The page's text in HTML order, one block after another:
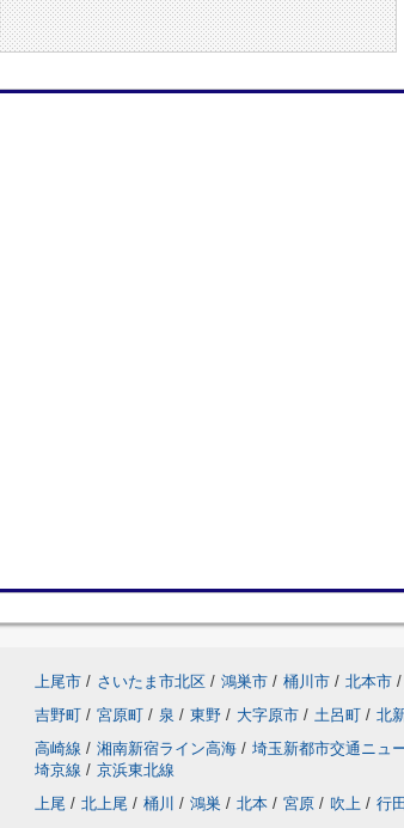
上尾市 / さいたま市北区 / 鴻巣市 / 桶川市 / 北本市 /
吉野町 / 宮原町 / 泉 / 東野 / 大字原市 / 土呂町 / 北
高崎線 / 湘南新宿ライン高海 / 埼玉新都市交通ニュ
埼京線 / 京浜東北線
上尾 / 北上尾 / 桶川 / 鴻巣 / 北本 / 宮原 / 吹上 / 行田